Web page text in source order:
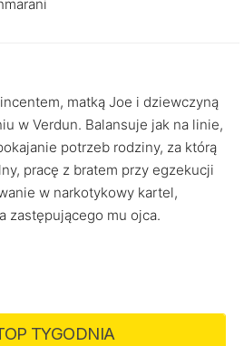
matką Joe i dziewczyną
w Verdun. Balansuje jak na linie,
potrzeb rodziny, za którą
pracę z bratem przy egzekucji
w narkotykowy kartel,
zastępującego mu ojca.
TYGODNIA